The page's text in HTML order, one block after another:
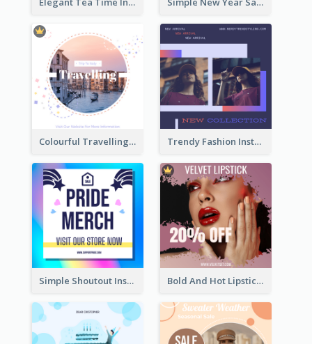
Colourful Travelling Instagram Post Trendy Fashion Instagram Post Design Template
Simple Shoutout Instagram Post Design Idea Bold And Hot Lipsticks Promotion Instagram Post Design